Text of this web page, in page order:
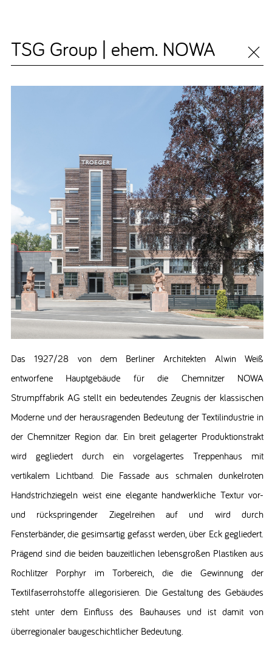
TSG Group | ehem. NOWA
Das 1927/28 von dem Berliner Architekten Alwin Weiß
entworfene Hauptgebäude für die Chemnitzer NOWA
Strumpffabrik AG stellt ein bedeutendes Zeugnis der klassischen
Moderne und der herausragenden Bedeutung der Textilindustrie in
der Chemnitzer Region dar. Ein breit gelagerter Produktionstrakt
wird gegliedert durch ein vorgelagertes Treppenhaus mit
vertikalem Lichtband. Die Fassade aus schmalen dunkelroten
Handstrichziegeln weist eine elegante handwerkliche Textur vor-
und rückspringender Ziegelreihen auf und wird durch
Fensterbänder, die gesimsartig gefasst werden, über Eck gegliedert.
Prägend sind die beiden bauzeitlichen lebensgroßen Plastiken aus
Rochlitzer Porphyr im Torbereich, die die Gewinnung der
Textilfaserrohstoffe allegorisieren. Die Gestaltung des Gebäudes
steht unter dem Einfluss des Bauhauses und ist damit von
überregionaler baugeschichtlicher Bedeutung.